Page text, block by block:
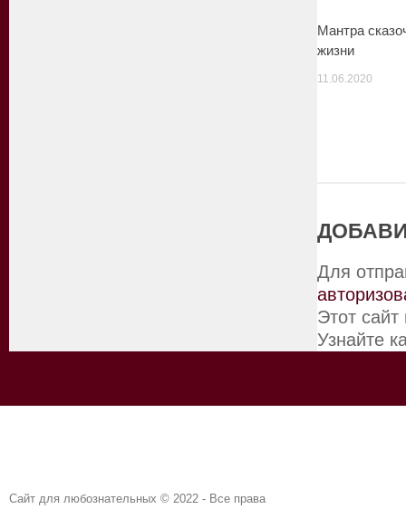
Мантра
жизни
11.06.2020
Для
Этот
Узнайте
Сайт для любознательных © 2022 - Все права